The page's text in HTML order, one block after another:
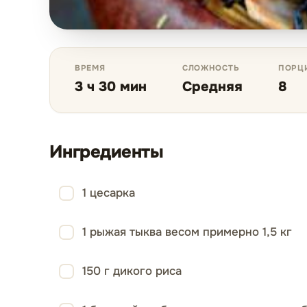
ВРЕМЯ
3 ч 30 мин
СЛОЖНОСТЬ
Средняя 8
Ингредиенты
1 цесарка
1 рыжая тыква весом примерно 1,5 кг
150 г дикого риса